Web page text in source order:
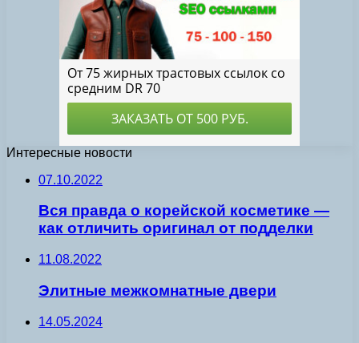
Интересные новости
07.10.2022
Вся правда о корейской косметике —
как отличить оригинал от подделки
11.08.2022
Элитные межкомнатные двери
14.05.2024